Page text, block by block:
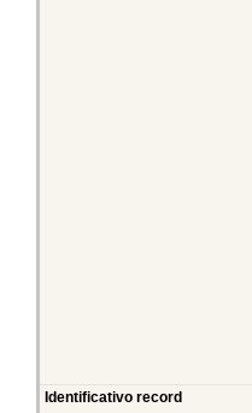
Identificativo record